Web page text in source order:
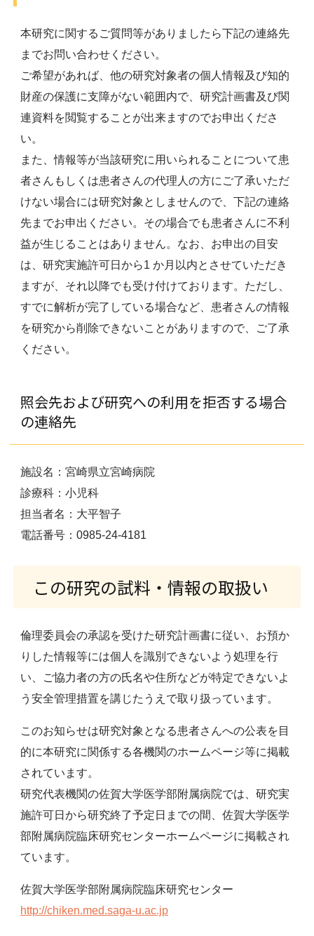
本研究に関するご質問等がありましたら下記の連絡先
までお問い合わせください。
ご希望があれば、他の研究対象者の個人情報及び知的
財産の保護に支障がない範囲内で、研究計画書及び関
連資料を閲覧することが出来ますのでお申出くださ
い。
また、情報等が当該研究に用いられることについて患
者さんもしくは患者さんの代理人の方にご了承いただ
けない場合には研究対象としませんので、下記の連絡
先までお申出ください。その場合でも患者さんに不利
益が生じることはありません。なお、お申出の目安
は、研究実施許可日から1 か月以内とさせていただき
ますが、それ以降でも受け付けております。ただし、
すでに解析が完了している場合など、患者さんの情報
を研究から削除できないことがありますので、ご了承
ください。
照会先および研究への利用を拒否する場合
の連絡先
施設名：宮崎県立宮崎病院
診療科：小児科
担当者名：大平智子
電話番号：0985-24-4181
この研究の試料・情報の取扱い
倫理委員会の承認を受けた研究計画書に従い、お預か
りした情報等には個人を識別できないよう処理を行
い、ご協力者の方の氏名や住所などが特定できないよ
う安全管理措置を講じたうえで取り扱っています。
このお知らせは研究対象となる患者さんへの公表を目
的に本研究に関係する各機関のホームページ等に掲載
されています。
研究代表機関の佐賀大学医学部附属病院では、研究実
施許可日から研究終了予定日までの間、佐賀大学医学
部附属病院臨床研究センターホームページに掲載され
ています。
佐賀大学医学部附属病院臨床研究センター
http://chiken.med.saga-u.ac.jp